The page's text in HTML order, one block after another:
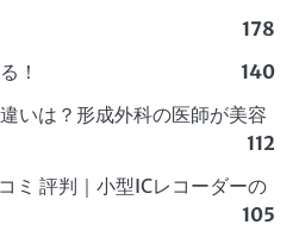
178
！
140
いは？形成外科の医師が美容
112
ミ 評判｜小型ICレコーダーの
105